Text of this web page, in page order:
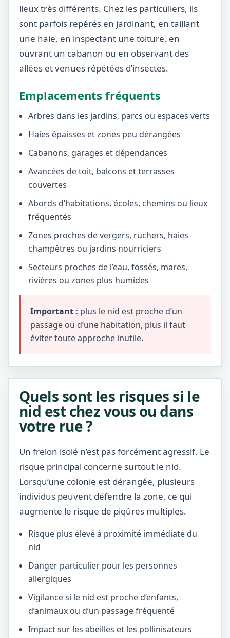
lieux très différents. Chez les particuliers, ils
sont parfois repérés en jardinant, en taillant
une haie, en inspectant une toiture, en
ouvrant un cabanon ou en observant des
allées et venues répétées d’insectes.
Emplacements fréquents
Arbres dans les jardins, parcs ou espaces verts
Haies épaisses et zones peu dérangées
Cabanons, garages et dépendances
Avancées de toit, balcons et terrasses
couvertes
Abords d’habitations, écoles, chemins ou lieux
fréquentés
Zones proches de vergers, ruchers, haies
champêtres ou jardins nourriciers
Secteurs proches de l’eau, fossés, mares,
rivières ou zones plus humides
Important : plus le nid est proche d’un
passage ou d’une habitation, plus il faut
éviter toute approche inutile.
Quels sont les risques si le
nid est chez vous ou dans
votre rue ?
Un frelon isolé n’est pas forcément agressif. Le
risque principal concerne surtout le nid.
Lorsqu’une colonie est dérangée, plusieurs
individus peuvent défendre la zone, ce qui
augmente le risque de piqûres multiples.
Risque plus élevé à proximité immédiate du
nid
Danger particulier pour les personnes
allergiques
Vigilance si le nid est proche d’enfants,
d’animaux ou d’un passage fréquenté
Impact sur les abeilles et les pollinisateurs